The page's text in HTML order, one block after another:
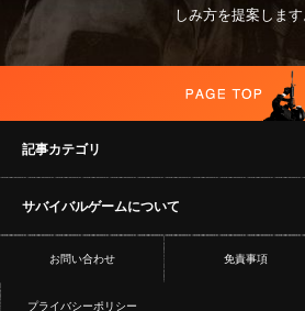
しみ方を提案します
記事カテゴリ
NEWS
イベント
サバイバルゲームについて
フィールド
お問い合わせ 免責事項
プライバシーポリシー